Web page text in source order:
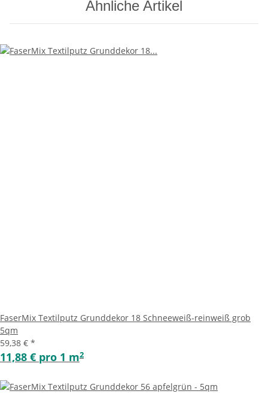
Ähnliche Artikel
FaserMix Textilputz Grunddekor 18 Schneeweiß-reinweiß grob
5qm
59,38 € *
11,88 € pro 1 m2